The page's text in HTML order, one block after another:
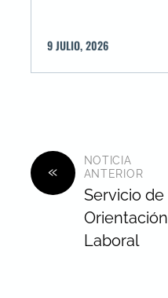
9 JULIO,2026
«
NOTICIA
ANTERIOR
Servicio de
Orientación
Laboral